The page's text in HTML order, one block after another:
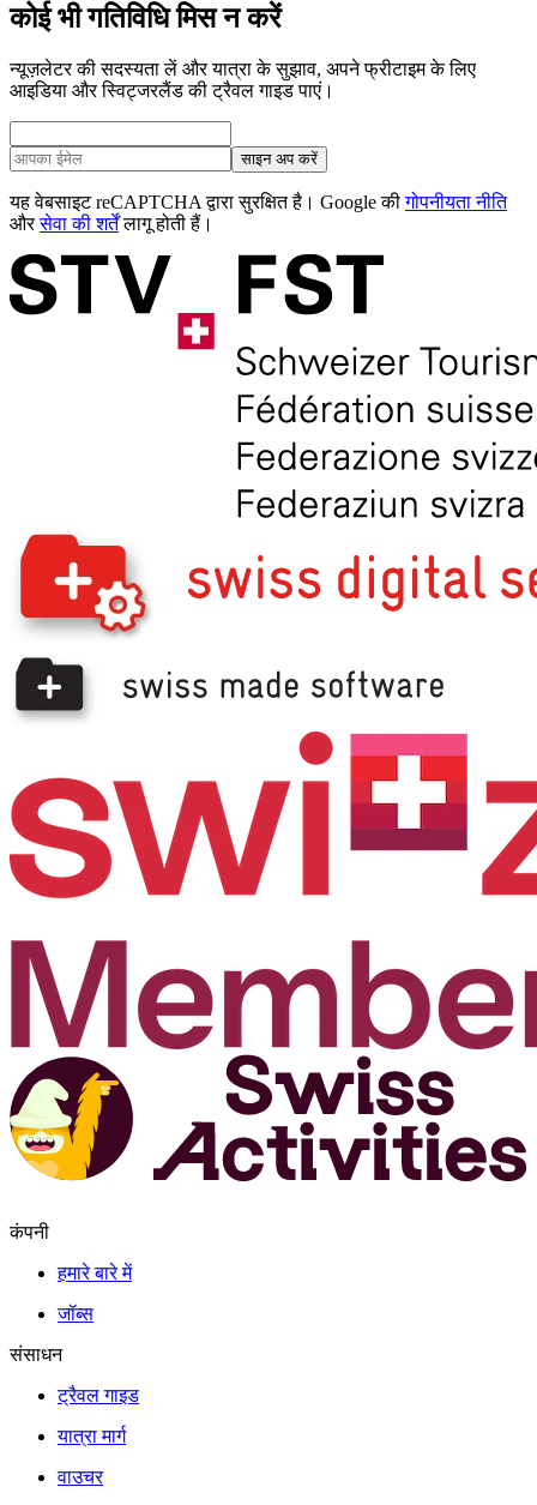
कोई भी गतिविधि मिस न करें
न्यूज़लेटर की सदस्यता लें और यात्रा के सुझाव, अपने फ्रीटाइम के लिए
आइडिया और स्विट्जरलैंड की ट्रैवल गाइड पाएं।
साइन अप करें
यह वेबसाइट reCAPTCHA द्वारा सुरक्षित है। Google कीगोपनीयता नीति
औरसेवा की शर्तेंलागू होती हैं।
कंपनी
हमारे बारे में
जॉब्स
संसाधन
ट्रैवल गाइड
यात्रा मार्ग
वाउचर